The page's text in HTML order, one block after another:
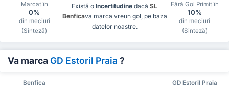
Marcat în
0%
din meciuri
(Sinteză)
Există o Incertitudine dacă SL
Benficava marca vreun gol, pe baza
datelor noastre.
Fără Gol Primit în
10%
din meciuri
(Sinteză)
Va marca GD Estoril Praia ?
Benfica GD Estoril Praia